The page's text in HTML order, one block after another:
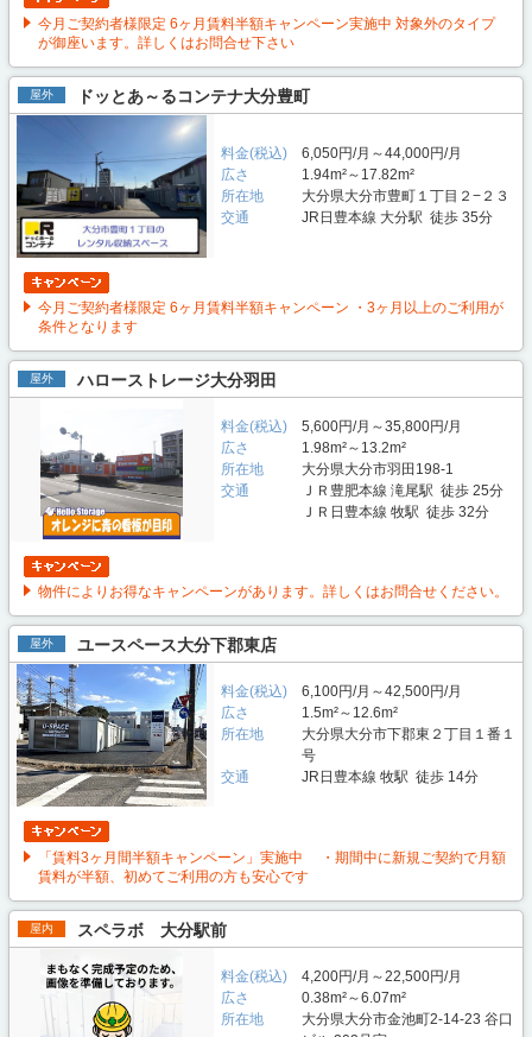
今月ご契約者様限定 6ヶ月賃料半額キャンペーン実施中 対象外のタイプ
が御座います。詳しくはお問合せ下さい
屋外 ドッとあ～るコンテナ大分豊町
料金(税込)
6,050円/月～44,000円/月
広さ
1.94m²～17.82m²
所在地
大分県大分市豊町１丁目２−２３
交通
JR日豊本線 大分駅 徒歩 35分
今月ご契約者様限定 6ヶ月賃料半額キャンペーン ・3ヶ月以上のご利用が
条件となります
屋外 ハローストレージ大分羽田
料金(税込)
5,600円/月～35,800円/月
広さ
1.98m²～13.2m²
所在地
大分県大分市羽田198-1
交通
ＪＲ豊肥本線 滝尾駅 徒歩 25分
ＪＲ日豊本線 牧駅 徒歩 32分
物件によりお得なキャンペーンがあります。詳しくはお問合せください。
屋外 ユースペース大分下郡東店
料金(税込)
6,100円/月～42,500円/月
広さ
1.5m²～12.6m²
所在地
大分県大分市下郡東２丁目１番１
号
交通
JR日豊本線 牧駅 徒歩 14分
「賃料3ヶ月間半額キャンペーン」実施中 ・期間中に新規ご契約で月額
賃料が半額、初めてご利用の方も安心です
屋内 スペラボ 大分駅前
料金(税込)
4,200円/月～22,500円/月
広さ
0.38m²～6.07m²
所在地
大分県大分市金池町2-14-23 谷口